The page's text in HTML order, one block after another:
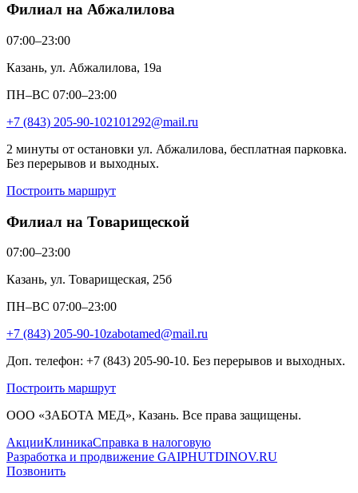
Филиал на Абжалилова
07:00–23:00
Казань, ул. Абжалилова, 19а
ПН–ВС 07:00–23:00
+7 (843) 205-90-102101292@mail.ru
2 минуты от остановки ул. Абжалилова, бесплатная парковка.
Без перерывов и выходных.
Построить маршрут
Филиал на Товарищеской
07:00–23:00
Казань, ул. Товарищеская, 25б
ПН–ВС 07:00–23:00
+7 (843) 205-90-10zabotamed@mail.ru
Доп. телефон: +7 (843) 205-90-10. Без перерывов и выходных.
Построить маршрут
ООО «ЗАБОТА МЕД», Казань. Все права защищены.
АкцииКлиникаСправка в налоговую
Разработка и продвижение GAIPHUTDINOV.RU
Позвонить